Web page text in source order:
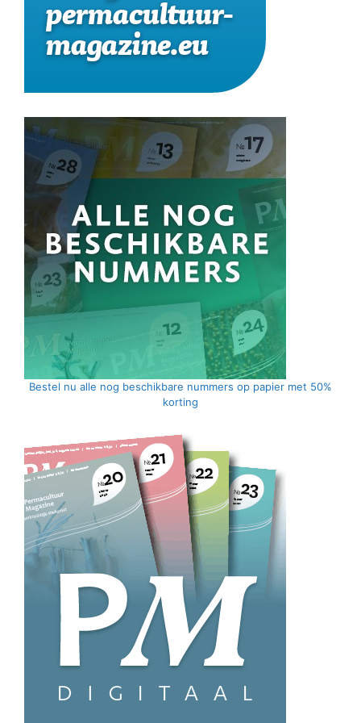
Bestel nu alle nog beschikbare nummers op papier met 50%
korting